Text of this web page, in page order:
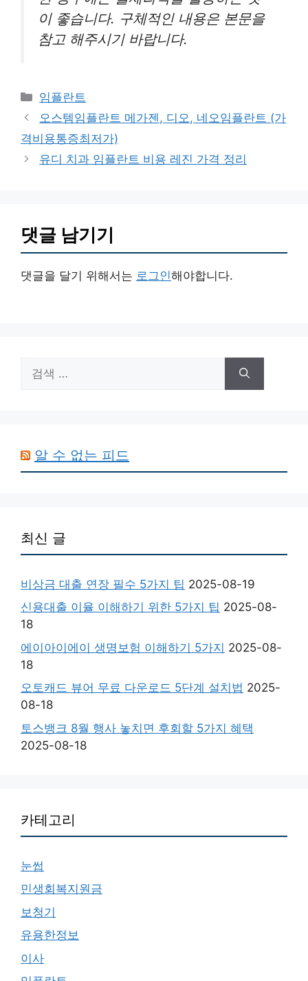
이 좋습니다. 구체적인 내용은 본문을
참고 해주시기 바랍니다.
카
테
리
임플란트
오스템임플란트 메가젠, 디오, 네오임플란트 (가
격비용통증최저가)
유디 치과 임플란트 비용 레진 가격 정리
댓글 남기기
댓글을 달기 위해서는 로그인해야합니다.
색:
알 수 없는 피드
최신 글
비상금 대출 연장 필수 5가지 팁 2025-08-19
신용대출 이율 이해하기 위한 5가지 팁 2025-08-
18
에이아이에이 생명보험 이해하기 5가지 2025-08-
18
오토캐드 뷰어 무료 다운로드 5단계 설치법 2025-
08-18
토스뱅크 8월 행사 놓치면 후회할 5가지 혜택
2025-08-18
카테고리
눈썹
민생회복지원금
보청기
유용한정보
이사